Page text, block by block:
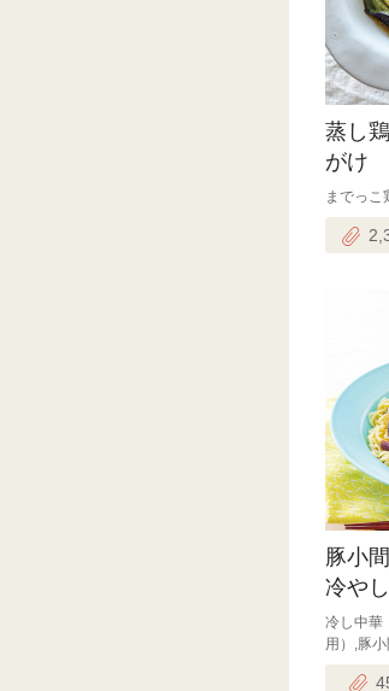
蒸し
がけ
までっこ
豚小
冷や
冷し中華
用）,豚